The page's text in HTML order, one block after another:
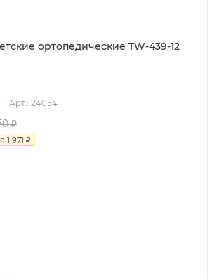
ортопедические TW-439-12
Арт.: 24054
₽
1 971 ₽